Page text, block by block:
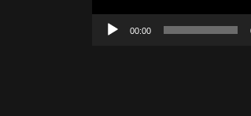
00:00